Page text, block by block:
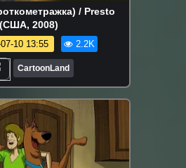
/ Presto
(США, 2008)
10 13:55 2.2K
CartoonLand